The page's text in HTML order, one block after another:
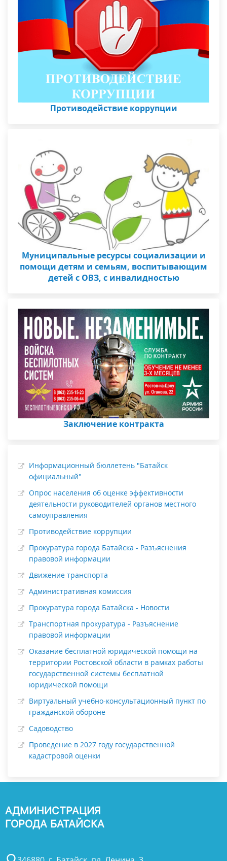
Противодействие коррупции
Муниципальные ресурсы социализации и
помощи детям и семьям, воспитывающим
детей с ОВЗ, с инвалидностью
Заключение контракта
Информационный бюллетень "Батайск
официальный"
Опрос населения об оценке эффективности
деятельности руководителей органов местного
самоуправления
Противодействие коррупции
Прокуратура города Батайска - Разъяснения
правовой информации
Движение транспорта
Административная комиссия
Прокуратура города Батайска - Новости
Транспортная прокуратура - Разъяснение
правовой информации
Оказание бесплатной юридической помощи на
территории Ростовской области в рамках работы
государственной системы бесплатной
юридической помощи
Виртуальный учебно-консультационный пункт по
гражданской обороне
Садоводство
Проведение в 2027 году государственной
кадастровой оценки
АДМИНИСТРАЦИЯ
ГОРОДА БАТАЙСКА